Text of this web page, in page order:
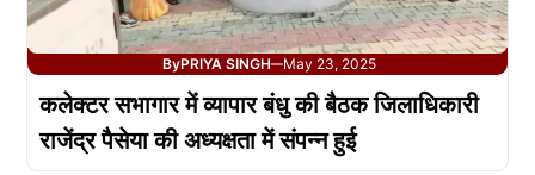
ByPRIYA SINGH—May 23, 2025
कलेक्टर सभागार में व्यापार बंधु की बैठक जिलाधिकारी
राजेंद्र पैसेया की अध्यक्षता में संपन्न हुई